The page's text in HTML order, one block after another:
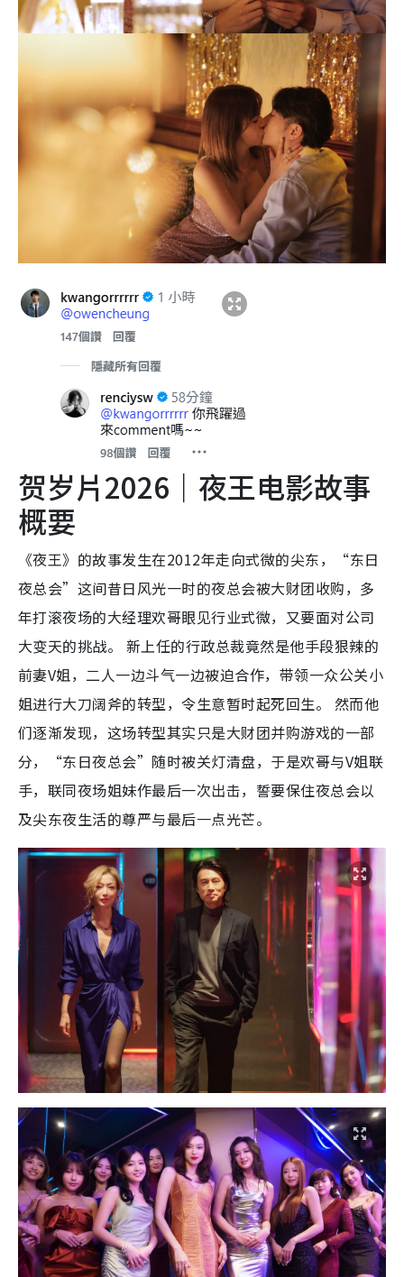
贺岁片2026｜夜王电影故事
概要
《夜王》的故事发生在2012年走向式微的尖东，“东日
夜总会”这间昔日风光一时的夜总会被大财团收购，多
年打滚夜场的大经理欢哥眼见行业式微，又要面对公司
大变天的挑战。 新上任的行政总裁竟然是他手段狠辣的
前妻V姐，二人一边斗气一边被迫合作，带领一众公关小
姐进行大刀阔斧的转型，令生意暂时起死回生。 然而他
们逐渐发现，这场转型其实只是大财团并购游戏的一部
分，“东日夜总会”随时被关灯清盘，于是欢哥与V姐联
手，联同夜场姐妹作最后一次出击，誓要保住夜总会以
及尖东夜生活的尊严与最后一点光芒。